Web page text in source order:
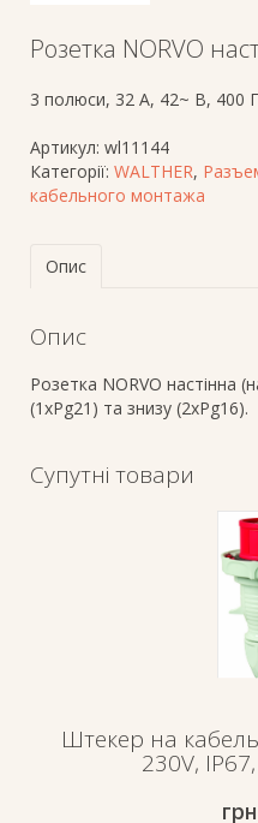
Розетка NORVO
3 полюси, 32 A, 42~ В, 400
Артикул: wl11144
Категорії: WALTHER,
кабельного монтажа
Опис
Опис
Розетка NORVO настінна
(1хPg21) та знизу (2хPg16).
Супутні товари
Штекер на
230V,